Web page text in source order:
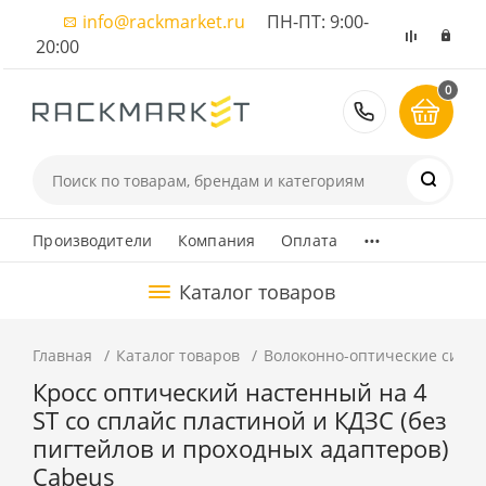
info@rackmarket.ru ПН-ПТ: 9:00-
20:00
8 (495)
0
Производители Компания Оплата ...
Каталог товаров
Главная Каталог товаров Волоконно-оптические
Кросс оптический настенный на 4
ST со сплайс пластиной и КДЗС (без
пигтейлов и проходных адаптеров)
Cabeus